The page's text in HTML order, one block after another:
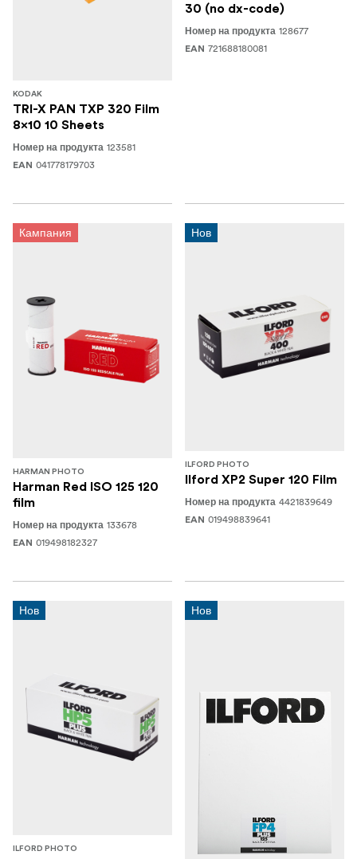
KODAK
TRI-X PAN TXP 320 Film
8x10 10 Sheets
Номер на продукта 123581
EAN 041778179703
30 (no dx-code)
Номер на продукта 128677
EAN 721688180081
Кампания
HARMAN PHOTO
Harman Red ISO 125 120
film
Номер на продукта 133678
EAN 019498182327
Нов
ILFORD PHOTO
Ilford XP2 Super 120 Film
Номер на продукта 4421839649
EAN 019498839641
Нов
ILFORD PHOTO
Нов